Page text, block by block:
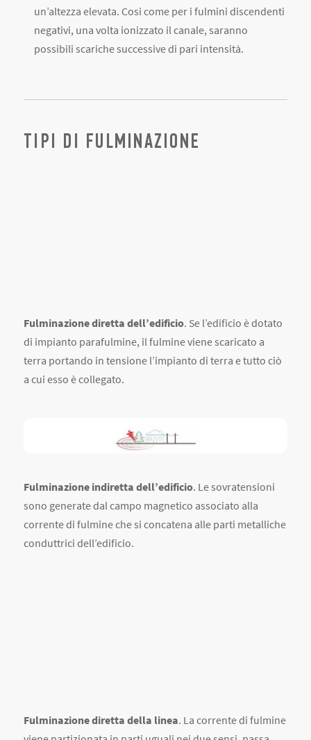
un’altezza elevata. Cosi come per i fulmini discendenti
negativi, una volta ionizzato il canale, saranno
possibili scariche successive di pari intensità.
TIPI DI FULMINAZIONE
sono generate dal campo magnetico associato alla
corrente di fulmine che si concatena alle parti metalliche